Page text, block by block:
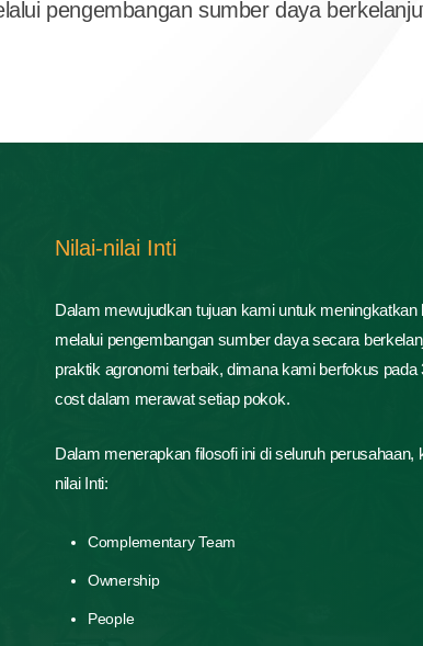
pengembangan sumber daya
Nilai-nilai Inti
Dalam mewujudkan tujuan kami untuk
melalui pengembangan sumber daya secara
praktik agronomi terbaik, dimana kami berfokus
cost dalam merawat setiap pokok.
Dalam menerapkan filosofi ini di seluruh
nilai Inti:
Complementary Team
Ownership
People